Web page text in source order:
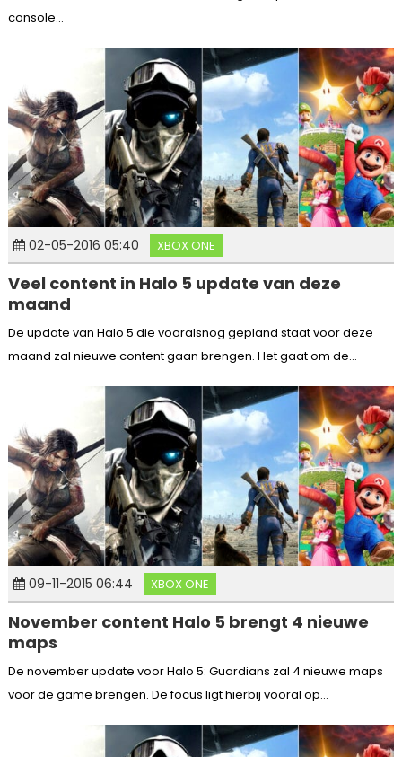
console...
02-05-2016 05:40 XBOX ONE
Veel content in Halo 5 update van deze
maand
De update van Halo 5 die vooralsnog gepland staat voor deze
maand zal nieuwe content gaan brengen. Het gaat om de...
09-11-2015 06:44 XBOX ONE
November content Halo 5 brengt 4 nieuwe
maps
De november update voor Halo 5: Guardians zal 4 nieuwe maps
voor de game brengen. De focus ligt hierbij vooral op...